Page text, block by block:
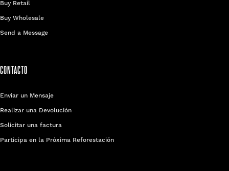
Buy Retail
Buy Wholesale
Send a Message
CONTACTO
Enviar un Mensaje
Realizar una Devolución
Solicitar una factura
Participa en la Próxima Reforestación